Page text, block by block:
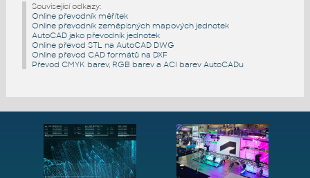
Související odkazy:
Online převodník měřítek
Online převodník zeměpisných mapových jednotek
AutoCAD jako převodník jednotek
Online převod STL na AutoCAD DWG
Online převod CAD formátů na DXF
Převod CMYK barev, RGB barev a ACI barev AutoCADu